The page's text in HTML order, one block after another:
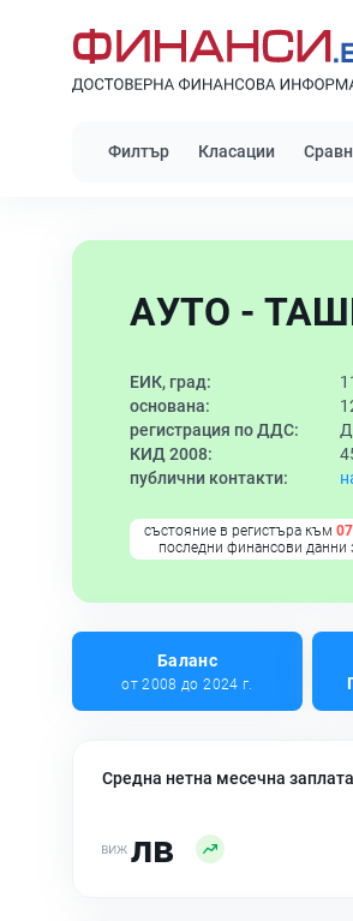
Филтър Класации
АУТО -
ЕИК, град:
основана:
регистрация по ДДС:
КИД 2008:
публични контакти:
състояние в регистъра към
последни финансови данни
Баланс
от 2008 до 2024 г.
Средна нетна месечна
лв